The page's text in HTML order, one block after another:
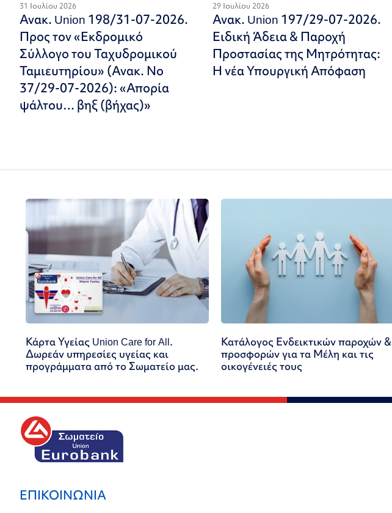
31 Ιουλίου 2026
Ανακ. Union 198/31-07-2026.
Προς τον «Εκδρομικό
Σύλλογο του Ταχυδρομικού
Ταμιευτηρίου» (Ανακ. Νο
37/29-07-2026): «Απορία
ψάλτου… βηξ (βήχας)»
29 Ιουλίου 2026
Ανακ. Union 197/29-07-2026.
Ειδική Άδεια & Παροχή
Προστασίας της Μητρότητας:
Η νέα Υπουργική Απόφαση
Κάρτα Υγείας Union Care for All.
Δωρεάν υπηρεσίες υγείας και
προγράμματα από το Σωματείο μας.
Κατάλογος Ενδεικτικών παροχών &
προσφορών για τα Μέλη και τις
οικογένειές τους
ΕΠΙΚΟΙΝΩΝΙΑ